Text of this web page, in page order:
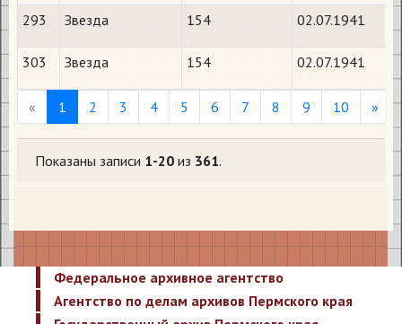
293 Звезда 154 02.07.1941
303 Звезда 154 02.07.1941
« Previous
1 2 3 4 5 6 7 8 9 10 »
Показаны записи 1-20 из 361.
Федеральное архивное агентство
Агентство по делам архивов Пермского края